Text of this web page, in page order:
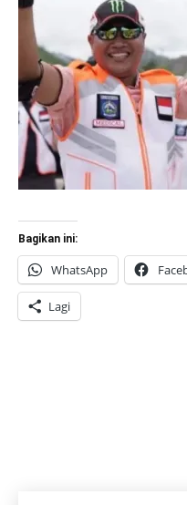
Bagikan ini:
WhatsApp
Lagi